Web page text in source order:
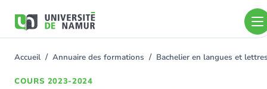
contenu
You
Accueil Annuaire des formations Bachelier en langues et
COURS 2023-2024